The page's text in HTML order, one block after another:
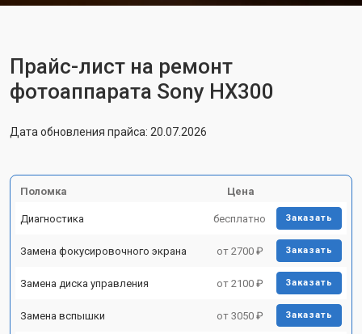
Прайс-лист на ремонт
фотоаппарата Sony HX300
Дата обновления прайса: 20.07.2026
Поломка Цена
Диагностика бесплатно Заказать
Замена фокусировочного экрана от 2700 ₽ Заказать
Замена диска управления от 2100 ₽ Заказать
Замена вспышки от 3050 ₽ Заказать